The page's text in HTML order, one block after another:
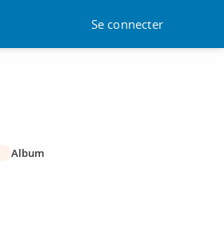
Se connecter
Album